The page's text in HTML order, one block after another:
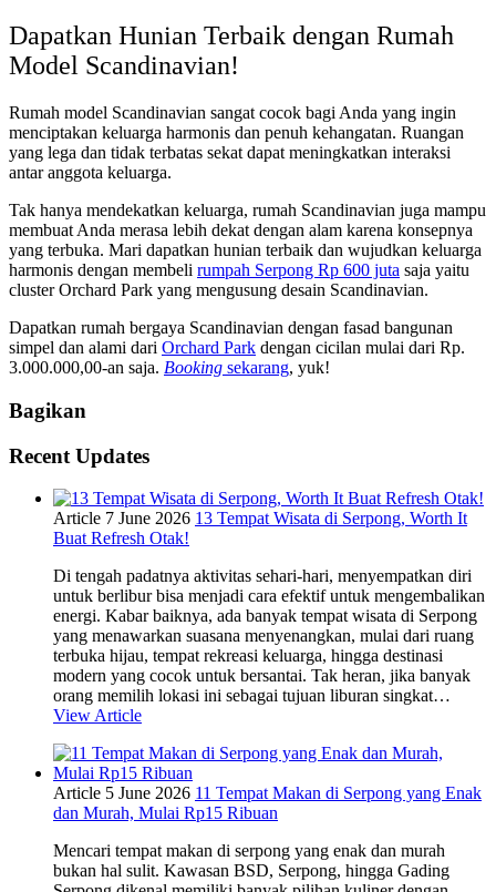
Dapatkan Hunian Terbaik dengan Rumah
Model Scandinavian!
Rumah model Scandinavian sangat cocok bagi Anda yang ingin
menciptakan keluarga harmonis dan penuh kehangatan. Ruangan
yang lega dan tidak terbatas sekat dapat meningkatkan interaksi
antar anggota keluarga.
Tak hanya mendekatkan keluarga, rumah Scandinavian juga mampu
membuat Anda merasa lebih dekat dengan alam karena konsepnya
yang terbuka. Mari dapatkan hunian terbaik dan wujudkan keluarga
harmonis dengan membeli rumpah Serpong Rp 600 juta saja yaitu
cluster Orchard Park yang mengusung desain Scandinavian.
Dapatkan rumah bergaya Scandinavian dengan fasad bangunan
simpel dan alami dari Orchard Park dengan cicilan mulai dari Rp.
3.000.000,00-an saja. Booking sekarang, yuk!
Bagikan
Recent Updates
Article 7 June 2026 13 Tempat Wisata di Serpong, Worth It
Buat Refresh Otak!
Di tengah padatnya aktivitas sehari-hari, menyempatkan diri
untuk berlibur bisa menjadi cara efektif untuk mengembalikan
energi. Kabar baiknya, ada banyak tempat wisata di Serpong
yang menawarkan suasana menyenangkan, mulai dari ruang
terbuka hijau, tempat rekreasi keluarga, hingga destinasi
modern yang cocok untuk bersantai. Tak heran, jika banyak
orang memilih lokasi ini sebagai tujuan liburan singkat…
View Article
Article 5 June 2026 11 Tempat Makan di Serpong yang Enak
dan Murah, Mulai Rp15 Ribuan
Mencari tempat makan di serpong yang enak dan murah
bukan hal sulit. Kawasan BSD, Serpong, hingga Gading